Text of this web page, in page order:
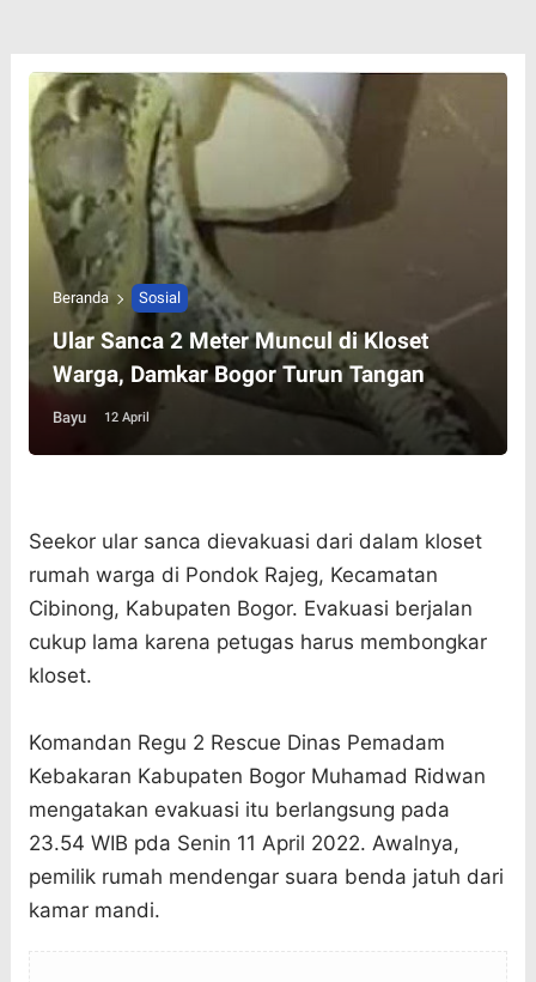
Beranda Sosial
Ular Sanca 2 Meter Muncul di Kloset
Warga, Damkar Bogor Turun Tangan
Bayu 12 April
Seekor ular sanca dievakuasi dari dalam kloset
rumah warga di Pondok Rajeg, Kecamatan
Cibinong, Kabupaten Bogor. Evakuasi berjalan
cukup lama karena petugas harus membongkar
kloset.
Komandan Regu 2 Rescue Dinas Pemadam
Kebakaran Kabupaten Bogor Muhamad Ridwan
mengatakan evakuasi itu berlangsung pada
23.54 WIB pda Senin 11 April 2022. Awalnya,
pemilik rumah mendengar suara benda jatuh dari
kamar mandi.